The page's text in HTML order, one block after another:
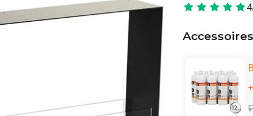
Accessoires